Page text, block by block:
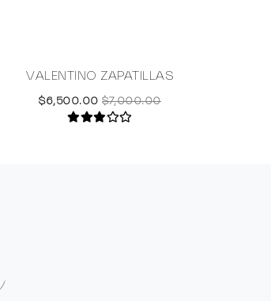
VALENTINO ZAPATILLAS
$6,500.00 $7,000.00